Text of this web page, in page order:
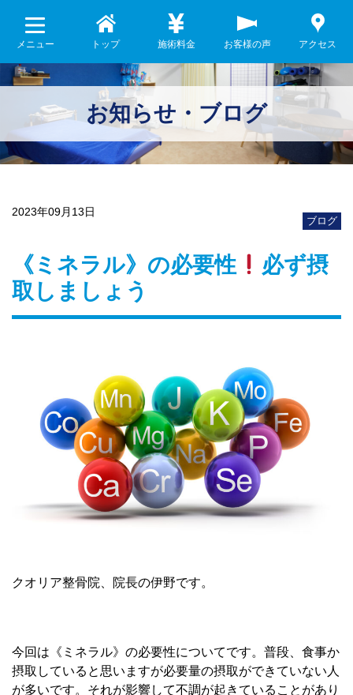
メニュー トップ 施術料金 お客様の声 アクセス
お知らせ・ブログ
2023年09月13日
ブログ
《ミネラル》の必要性
必ず摂
取しましょう
クオリア整骨院、院長の伊野です。
今回は《ミネラル》の必要性についてです。普段、食事か
摂取していると思いますが必要量の摂取ができていない人
が多いです。それが影響して不調が起きていることがあり